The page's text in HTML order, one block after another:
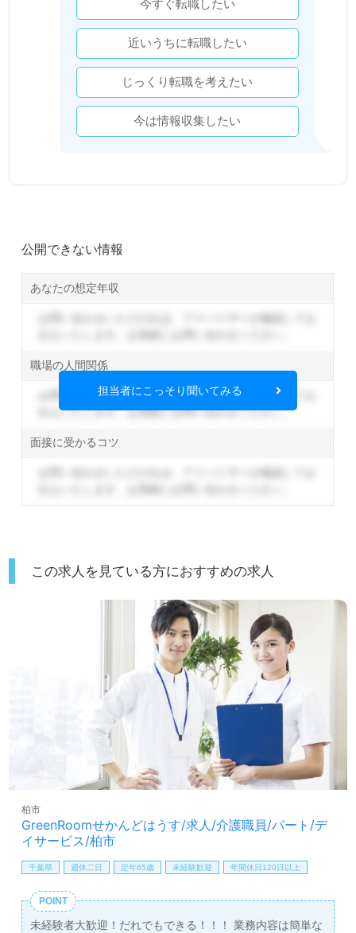
今すぐ転職したい
近いうちに転職したい
じっくり転職を考えたい
今は情報収集したい
公開できない情報
あなたの想定年収
職場の人間関係
お問い合わせいただければ、アドバイザーが確認してお
伝えいたします。お気軽にお問い合わせください。
面接に受かるコツ
担当者にこっそり聞いてみる
この求人を見ている方におすすめの求人
GreenRoomせかんどはうす/求人/介護職員/パート/デ
イサービス/柏市
柏市
千葉県 週休二日 定年65歳 未経験歓迎 年間休日120日以上
POINT
未経験者大歓迎！だれでもできる！！！ 業務内容は簡単な